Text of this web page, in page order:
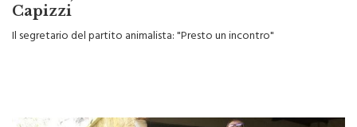
Il segretario del partito animalista: "Presto un incontro"